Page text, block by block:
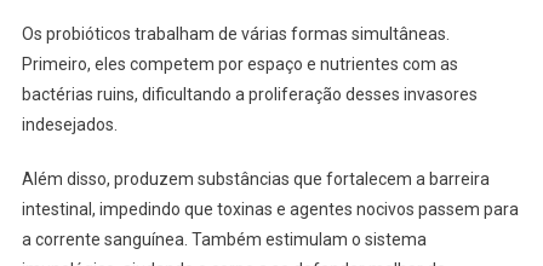
Os probióticos trabalham de várias formas simultâneas.
Primeiro, eles competem por espaço e nutrientes com as
bactérias ruins, dificultando a proliferação desses invasores
indesejados.
Além disso, produzem substâncias que fortalecem a barreira
intestinal, impedindo que toxinas e agentes nocivos passem para
a corrente sanguínea. Também estimulam o sistema